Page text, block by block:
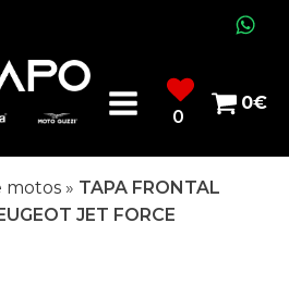
0
0€
motos » TAPA FRONTAL
JET FORCE